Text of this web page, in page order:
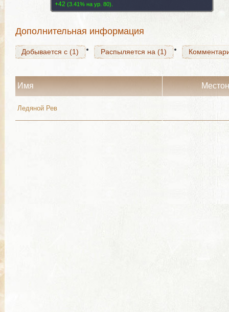
+42 (3.41% на yp. 80).
Дополнительная информация
Добывается с (1) Распыляется на (1)
Добывается с (1) Распыляется на (1)
Имя
Ледяной Рев